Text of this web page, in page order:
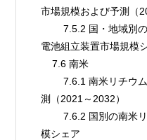
市場規模および予測（
        7.5.2 国・地域別のアジア太平洋地域リチウム
電池組立装置市場規模
    7.6 南米
        7.6.1 南米リチウム電池組立装置市場規模・予
測（2021～2032）
        7.6.2 国別の南米リチウム電池組立装置市場規
模シェア